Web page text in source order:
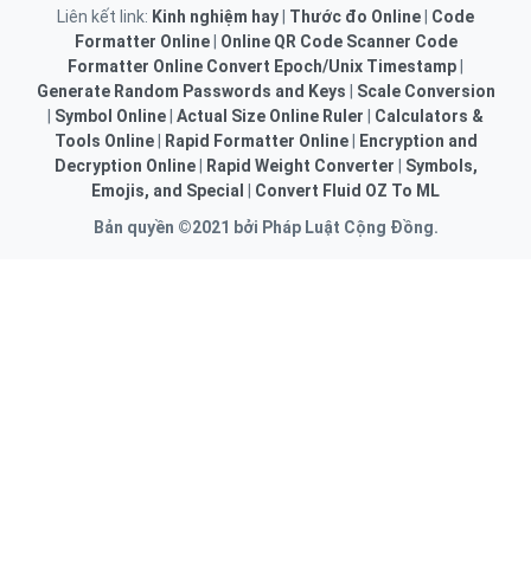
Liên kết link: Kinh nghiệm hay Thước đo Online
Code
Formatter Online| Online QR Code Scanner Code
Formatter Online Convert Epoch/Unix Timestamp
Generate Random Passwords and Keys
Scale Conversion
Symbol Online Actual Size Online Ruler
Calculators &
Tools Online| Rapid Formatter Online|
Encryption and
Decryption Online| Rapid Weight Converter
Symbols,
Emojis, and Special
Convert Fluid OZ To ML
Bản quyền ©2021 bởi Pháp Luật Cộng Đồng.